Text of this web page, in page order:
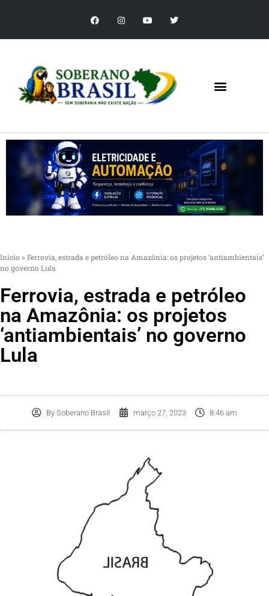
Início » Ferrovia, estrada e petróleo na Amazônia: os projetos ‘antiambientais’
no governo Lula
Ferrovia, estrada e petróleo
na Amazônia: os projetos
‘antiambientais’ no governo
Lula
By Soberano Brasil março 27, 2023 8:46 am